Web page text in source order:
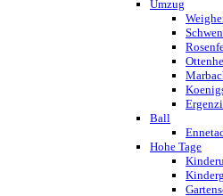
Umzug
Ball
Hohe Tage